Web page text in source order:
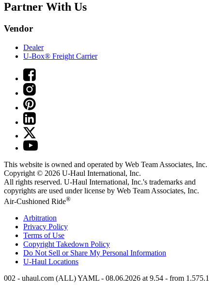
Partner With Us
Vendor
Dealer
U-Box® Freight Carrier
This website is owned and operated by Web Team Associates, Inc.
Copyright © 2026 U-Haul International, Inc.
All rights reserved. U-Haul International, Inc.'s trademarks and
copyrights are used under license by Web Team Associates, Inc.
Air-Cushioned Ride®
Arbitration
Privacy Policy
Terms of Use
Copyright Takedown Policy
Do Not Sell or Share My Personal Information
U-Haul Locations
002 - uhaul.com (ALL) YAML - 08.06.2026 at 9.54 - from 1.575.1